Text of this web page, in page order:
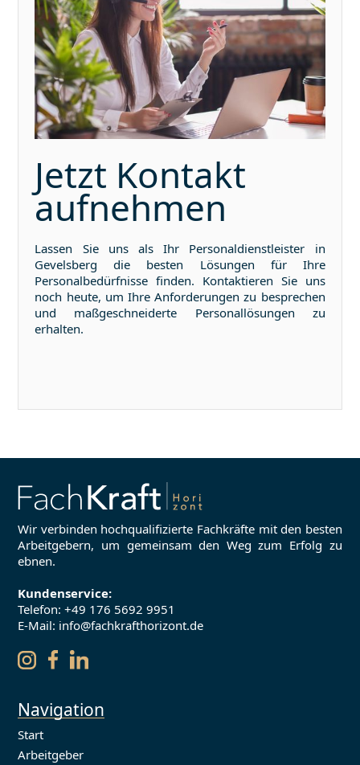
Jetzt Kontakt
aufnehmen
Lassen Sie uns als Ihr Personaldienstleister in
Gevelsberg die besten Lösungen für Ihre
Personalbedürfnisse finden. Kontaktieren Sie uns
noch heute, um Ihre Anforderungen zu besprechen
und maßgeschneiderte Personallösungen zu
erhalten.
Wir verbinden hochqualifizierte Fachkräfte mit den besten
Arbeitgebern, um gemeinsam den Weg zum Erfolg zu
ebnen.
Kundenservice:
Telefon:+49 176 5692 9951
E-Mail: info@fachkrafthorizont.de
Navigation
Start
Arbeitgeber